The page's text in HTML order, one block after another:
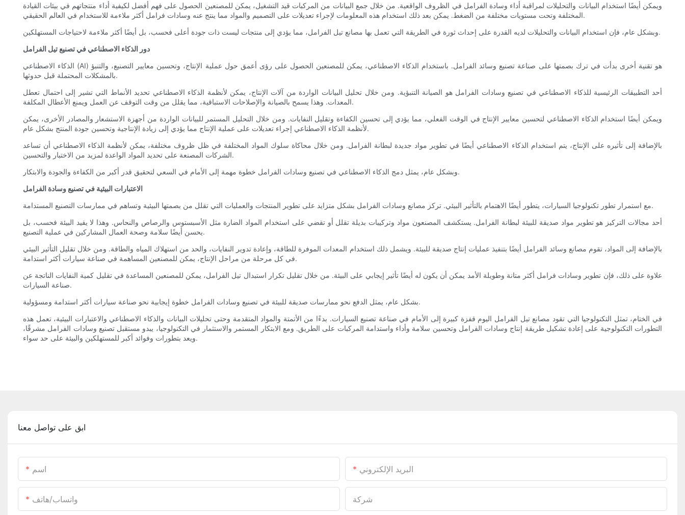
ويمكن أيضًا استخدام البيانات والتحليلات لمراقبة أداء وسادة الفرامل في الظروف الواقعية. من خلال جمع البيانات من المركبات قيد التشغيل، يمكن للمصنعين الحصول على فهم أفضل لكيفية أداء منتجاتهم في بيئات القيادة
المختلفة وتحت مستويات مختلفة من الضغط. يمكن بعد ذلك استخدام هذه المعلومات لإجراء تعديلات على التصميم والمواد مما ينتج عنه وسادات فرامل أكثر ملاءمة للاستخدام في العالم الحقيقي.
وبشكل عام، فإن استخدام البيانات والتحليلات لديه القدرة على إحداث ثورة في الطريقة التي تعمل بها مصانع تيل الفرامل، مما يؤدي إلى منتجات ليست ذات جودة أعلى فحسب، بل أيضًا أكثر ملاءمة لاحتياجات المستهلكين.
دور الذكاء الاصطناعي في تصنيع تيل الفرامل
الذكاء الاصطناعي (AI) هو تقنية أخرى بدأت في ترك بصمتها على صناعة تصنيع وسائد الفرامل. باستخدام الذكاء الاصطناعي، يمكن للمصنعين الحصول على رؤى أعمق حول عملية الإنتاج، وتحسين معايير التصنيع، والتنبؤ
بالمشكلات المحتملة قبل حدوثها.
أحد التطبيقات الرئيسية للذكاء الاصطناعي في تصنيع وسادات الفرامل هو الصيانة التنبؤية. ومن خلال تحليل البيانات الواردة من آلات الإنتاج، يمكن لأنظمة الذكاء الاصطناعي تحديد الأنماط التي تشير إلى احتمال تعطل
المعدات. وهذا يسمح بالصيانة والإصلاحات الاستباقية، مما يقلل من وقت التوقف عن العمل ويمنع الأعطال المكلفة.
ويمكن أيضًا استخدام الذكاء الاصطناعي لتحسين معايير الإنتاج في الوقت الفعلي، مما يؤدي إلى تحسين الكفاءة وتقليل النفايات. ومن خلال التحليل المستمر للبيانات الواردة من أجهزة الاستشعار والمصادر الأخرى، يمكن
لأنظمة الذكاء الاصطناعي إجراء تعديلات على عملية الإنتاج مما يؤدي إلى زيادة الإنتاجية وتحسين جودة المنتج بشكل عام.
بالإضافة إلى تأثيره على الإنتاج، يتم استخدام الذكاء الاصطناعي أيضًا في تطوير مواد جديدة لبطانة الفرامل. ومن خلال محاكاة سلوك المواد المختلفة في ظل ظروف مختلفة، يمكن لأنظمة الذكاء الاصطناعي أن تساعد
الشركات المصنعة على تحديد المواد الواعدة لمزيد من الاختبار والتحسين.
وبشكل عام، يمثل دمج الذكاء الاصطناعي في تصنيع وسادات الفرامل خطوة مهمة إلى الأمام في السعي لتحقيق قدر أكبر من الكفاءة والجودة والابتكار.
الاعتبارات البيئية في تصنيع وسادة الفرامل
مع استمرار تطور تكنولوجيا السيارات، يتطور أيضًا الاهتمام بالتأثير البيئي. تركز مصانع وسادات الفرامل بشكل متزايد على تطوير المنتجات والعمليات التي تقلل من بصمتها البيئية وتساهم في ممارسات التصنيع المستدامة.
أحد مجالات التركيز هو تطوير مواد صديقة للبيئة لبطانة الفرامل. يستكشف المصنعون مواد وتركيبات بديلة تقلل أو تقضي على استخدام المواد الضارة مثل الأسبستوس والرصاص والنحاس. وهذا لا يفيد البيئة فحسب، بل
يحسن أيضًا سلامة وصحة العمال المشاركين في عملية التصنيع.
بالإضافة إلى المواد، تقوم مصانع وسائد الفرامل أيضًا بتنفيذ عمليات إنتاج صديقة للبيئة. ويشمل ذلك استخدام المعدات الموفرة للطاقة، وإعادة تدوير النفايات، والحد من استهلاك المياه والطاقة. ومن خلال تقليل التأثير البيئي
في كل مرحلة من مراحل الإنتاج، يمكن للمصنعين المساهمة في صناعة سيارات أكثر استدامة.
علاوة على ذلك، فإن تطوير وسادات فرامل أكثر متانة وطويلة الأمد يمكن أن يكون له أيضًا تأثير إيجابي على البيئة. من خلال تقليل تكرار استبدال تيل الفرامل، يمكن للمصنعين المساعدة في تقليل كمية النفايات الناتجة عن
صناعة السيارات.
بشكل عام، يمثل الدفع نحو ممارسات صديقة للبيئة في تصنيع وسادات الفرامل خطوة إيجابية نحو صناعة سيارات أكثر استدامة ومسؤولية.
في الختام، تمثل التكنولوجيا التي تقود مصانع تيل الفرامل اليوم قفزة كبيرة إلى الأمام في صناعة تصنيع السيارات. بدءًا من الأتمتة والمواد المتقدمة وحتى تحليلات البيانات والذكاء الاصطناعي والاعتبارات البيئية، تعمل هذه
التطورات التكنولوجية على إعادة تشكيل طريقة إنتاج وسادات الفرامل وتحسين سلامة وأداء واستدامة المركبات على الطريق. ومع الابتكار المستمر والاستثمار في التكنولوجيا، يبدو مستقبل تصنيع وسادات الفرامل مشرقًا،
ويعد بتطورات وفوائد أكبر للمستهلكين والبيئة على حد سواء.
ابق على تواصل معنا
اسم البريد الإلكتروني
واتساب/هاتف شركة